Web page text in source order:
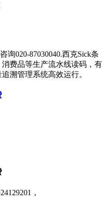
询020-87030040.西克Sick条
费品等生产流水线读码，有
管理系统高效运行。
，